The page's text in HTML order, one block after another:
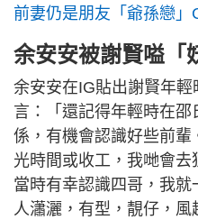
前妻仍是朋友「爺孫戀」
余安安被謝賢嗌「
余安安在IG貼出謝賢年
言：「還記得年輕時在
係，有機會認識好些前
光時間或收工，我哋會去
當時有幸認識四哥，我
人瀟灑，有型，靚仔，風